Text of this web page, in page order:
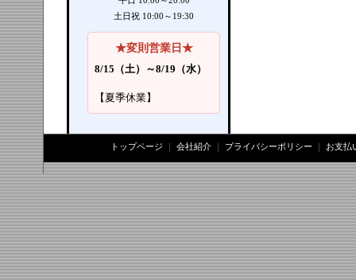
土日祝 10:00～19:30
★変則営業日★
8/15（土）～8/19（水）
【夏季休業】
トップページ 会社紹介 プライバシーポリシー お支払